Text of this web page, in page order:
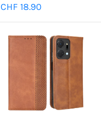
Sonderpreis
CHF 18.90